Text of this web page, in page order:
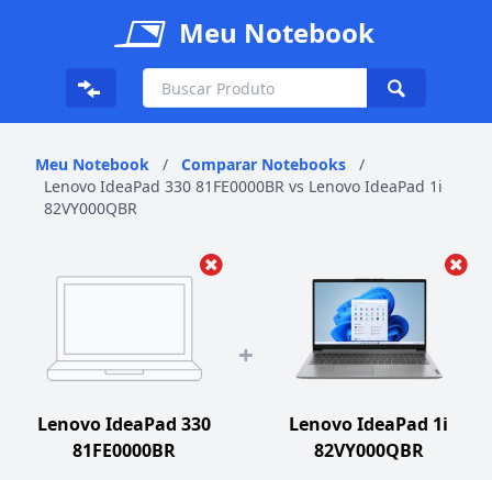
Meu Notebook
Meu Notebook / Comparar Notebooks
/
Lenovo IdeaPad 330 81FE0000BR vs Lenovo IdeaPad 1i
82VY000QBR
Lenovo IdeaPad 330
81FE0000BR
+
Lenovo IdeaPad 1i
82VY000QBR